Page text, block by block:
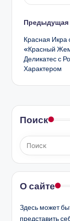
Предыдущая
Красная Икра
«Красный
Деликатес с
Характером
Поиск
О сайте
Здесь может
представить